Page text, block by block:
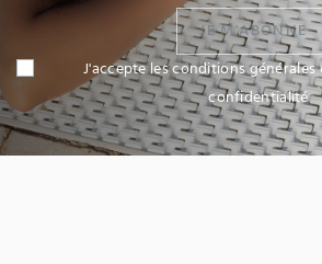
JE M'ABONNE
J'accepte les conditions
confidentialité